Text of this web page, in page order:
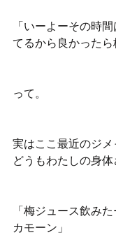
「いーよーその時
てるから良かったら
って。
実はここ最近のジメ
どうもわたしの身
「梅ジュース飲み
カモーン」